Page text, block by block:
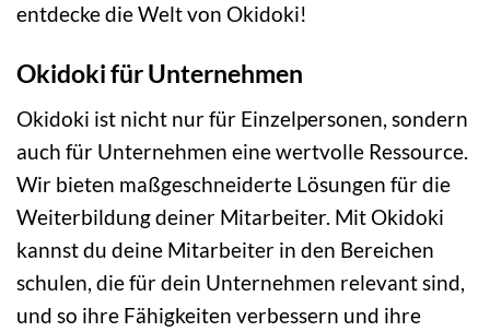
entdecke die Welt von Okidoki!
Okidoki für Unternehmen
Okidoki ist nicht nur für Einzelpersonen, sondern
auch für Unternehmen eine wertvolle Ressource.
Wir bieten maßgeschneiderte Lösungen für die
Weiterbildung deiner Mitarbeiter. Mit Okidoki
kannst du deine Mitarbeiter in den Bereichen
schulen, die für dein Unternehmen relevant sind,
und so ihre Fähigkeiten verbessern und ihre